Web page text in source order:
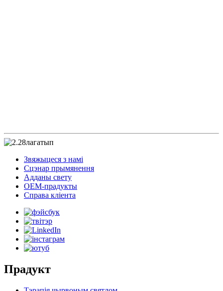
Звяжыцеся з намі
Сцэнар прымянення
Адданы свету
OEM-прадукты
Справа кліента
Прадукт